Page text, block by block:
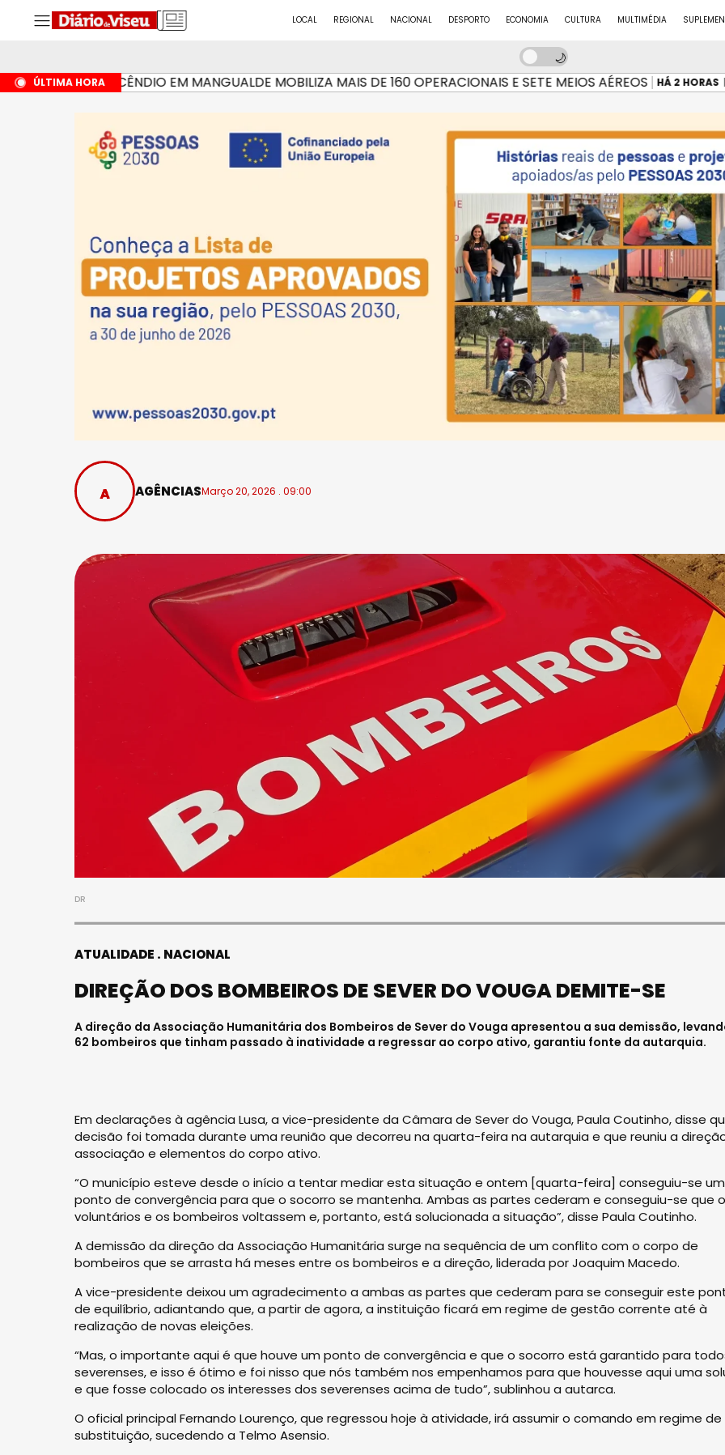
LOCAL REGIONAL NACIONAL DESPORTO ECONOMIA CULTURA MULTIMÉDIA
ÚLTIMA HORA
HÁ 2 HORAS INCÊNDIO EM MANGUALDE MOBILIZA MAIS DE 160 OPERACIONAIS E SETE MEIOS AÉREOS HÁ 2 HORAS
AGÊNCIASMarço 20, 2026 . 09:00
DR
ATUALIDADE NACIONAL
DIREÇÃO DOS BOMBEIROS DE SEVER DO VOUGA DEMITE-SE
A direção da Associação Humanitária dos Bombeiros de Sever do Vouga apresentou a sua demissão,
62 bombeiros que tinham passado à inatividade a regressar ao corpo ativo, garantiu fonte da autarquia.
Em declarações à agência Lusa, a vice-presidente da Câmara de Sever do Vouga, Paula Coutinho, disse
decisão foi tomada durante uma reunião que decorreu na quarta-feira na autarquia e que reuniu a
associação e elementos do corpo ativo.
“O município esteve desde o início a tentar mediar esta situação e ontem [quarta-feira] conseguiu-se um
ponto de convergência para que o socorro se mantenha. Ambas as partes cederam e conseguiu-se que
voluntários e os bombeiros voltassem e, portanto, está solucionada a situação”, disse Paula Coutinho.
A demissão da direção da Associação Humanitária surge na sequência de um conflito com o corpo de
bombeiros que se arrasta há meses entre os bombeiros e a direção, liderada por Joaquim Macedo.
A vice-presidente deixou um agradecimento a ambas as partes que cederam para se conseguir este
de equilíbrio, adiantando que, a partir de agora, a instituição ficará em regime de gestão corrente até à
realização de novas eleições.
“Mas, o importante aqui é que houve um ponto de convergência e que o socorro está garantido para
severenses, e isso é ótimo e foi nisso que nós também nos empenhamos para que houvesse aqui uma
e que fosse colocado os interesses dos severenses acima de tudo”, sublinhou a autarca.
O oficial principal Fernando Lourenço, que regressou hoje à atividade, irá assumir o comando em regime de
substituição, sucedendo a Telmo Asensio.
SOCIEDADE
ASAE APREENDE CERCA DE
21 MIL LITROS DE VINHO E
ESPUMANTE NA REGIÃO
CENTRO
Julho 11, 2026 . 10:41